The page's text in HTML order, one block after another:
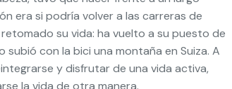
era si podría volver a las carreras de
su vida: ha vuelto a su puesto de
con la bici una montaña en Suiza. A
y disfrutar de una vida activa,
la vida de otra manera.